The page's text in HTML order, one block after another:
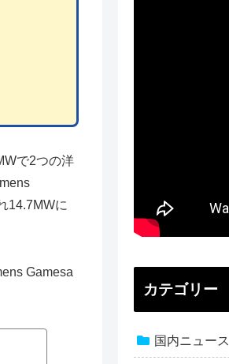
で2つの洋
14.7MWに
Gamesa
カテゴリー
国内ニュース